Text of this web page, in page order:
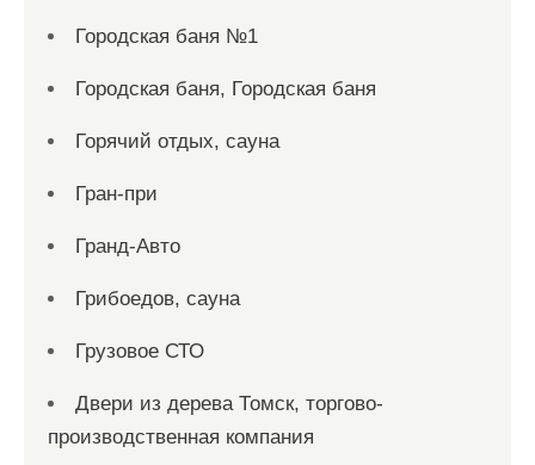
Городская баня №1
Городская баня, Городская баня
Горячий отдых, сауна
Гран-при
Гранд-Авто
Грибоедов, сауна
Грузовое СТО
Двери из дерева Томск, торгово-
производственная компания